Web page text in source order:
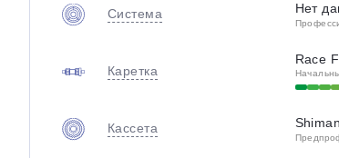
Система Нет
Каретка
Race
Кассета